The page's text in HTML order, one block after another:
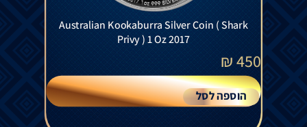
Australian Kookaburra Silver Coin ( Shark
Privy ) 1 Oz 2017
450
₪
הוספה לסל